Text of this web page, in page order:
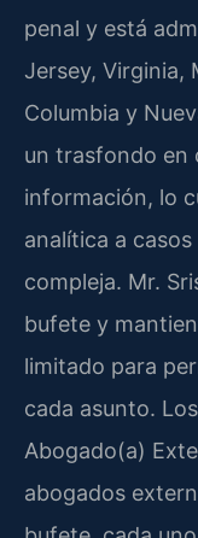
penal y está
Jersey, Virginia,
Columbia y
un trasfondo en
información, lo
analítica a
compleja. Mr.
bufete y
limitado para
cada asunto.
Abogado(a)
abogados